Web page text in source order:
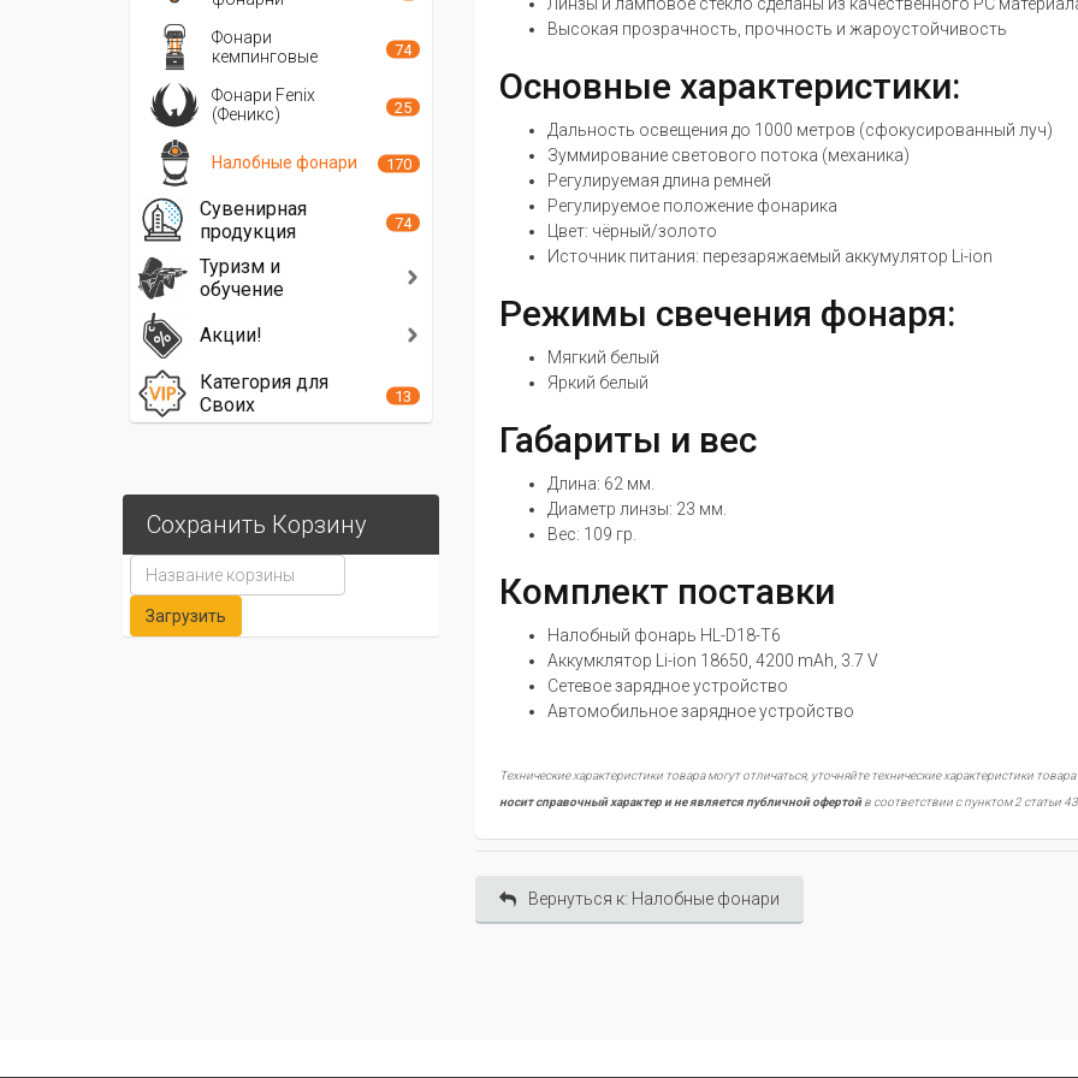
Линзы и ламповое стекло сделаны из качественного PC
Высокая прозрачность, прочность и жароустойчивость
Основные характеристики:
Дальность освещения до 1000 метров (сфокусированный луч)
Зуммирование светового потока (механика)
Регулируемая длина ремней
Регулируемое положение фонарика
Цвет: чёрный/золото
Источник питания: перезаряжаемый аккумулятор Li-ion
Режимы свечения фонаря:
Мягкий белый
Яркий белый
Габариты и вес
Длина: 62 мм.
Диаметр линзы: 23 мм.
Вес: 109 гр.
Комплект поставки
Налобный фонарь HL-D18-T6
Аккумклятор Li-ion 18650, 4200 mAh, 3.7 V
Сетевое зарядное устройство
Автомобильное зарядное устройство
Технические характеристики товара могут отличаться, уточняйте технические характеристики
носит справочный характер и не является публичной офертойв соответствии с пунктом 2 статьи
Вернуться к: Налобные фонари
Фонари
кемпинговые
74
Фонари Fenix
(Феникс)
25
Налобные фонари 170
Сувенирная
продукция
74
Туризм и
обучение
Акции!
Категория для
Своих
13
Сохранить Корзину